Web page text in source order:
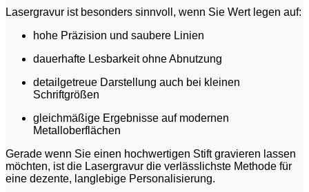
Lasergravur ist besonders sinnvoll, wenn Sie Wert legen auf:
hohe Präzision und saubere Linien
dauerhafte Lesbarkeit ohne Abnutzung
detailgetreue Darstellung auch bei kleinen
Schriftgrößen
gleichmäßige Ergebnisse auf modernen
Metalloberflächen
Gerade wenn Sie einen hochwertigen Stift gravieren lassen
möchten, ist die Lasergravur die verlässlichste Methode für
eine dezente, langlebige Personalisierung.